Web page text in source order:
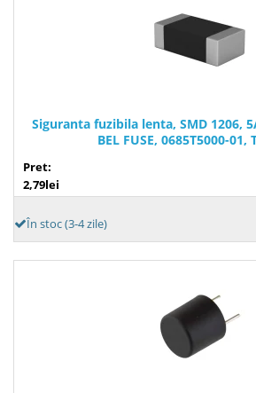
Siguranta fuzibila lenta, SMD 1206,
BEL FUSE, 0685T5000-01,
Pret:
2,79lei
În stoc (3-4 zile)